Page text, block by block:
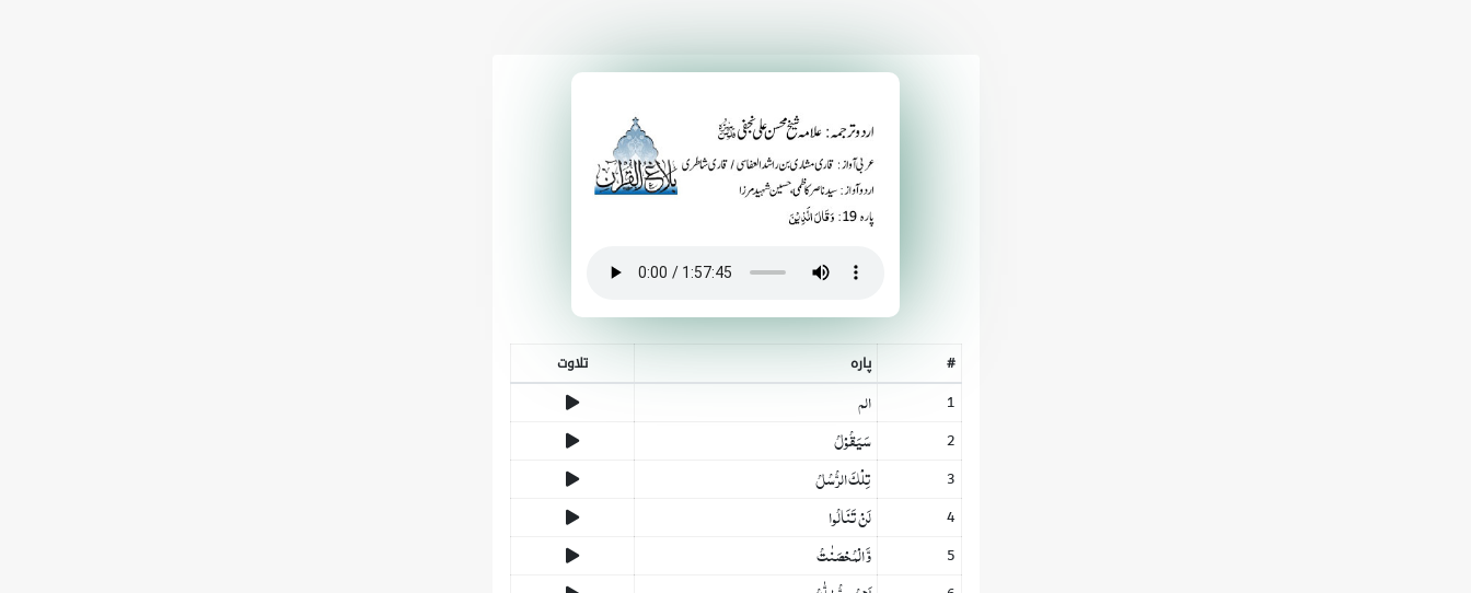
# پارہ
تلاوت
1
الم
2 سَیَقُوۡلُ
3 تِلۡکَ الرُّسُلُ
4 لَنۡ تَنَالُوا
5 وَّ الۡمُحۡصَنٰتُ